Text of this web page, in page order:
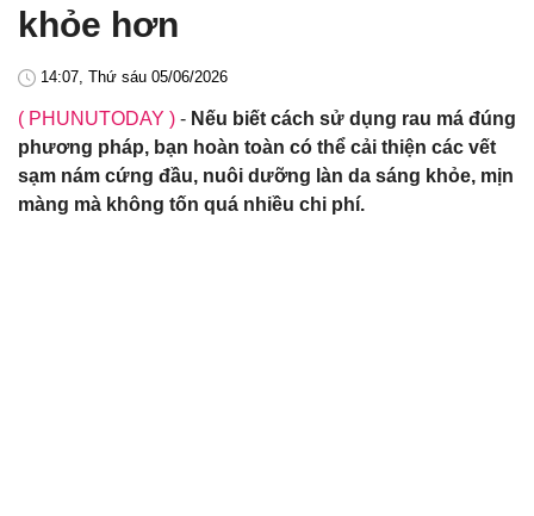
khỏe hơn
14:07, Thứ sáu 05/06/2026
( PHUNUTODAY ) - Nếu biết cách sử dụng rau má đúng
phương pháp, bạn hoàn toàn có thể cải thiện các vết
sạm nám cứng đầu, nuôi dưỡng làn da sáng khỏe, mịn
màng mà không tốn quá nhiều chi phí.